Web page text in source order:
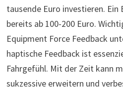
tausende Euro investieren.
bereits ab 100-200 Euro.
Equipment Force Feedback
haptische Feedback ist
Fahrgefühl. Mit der Zeit kann
sukzessive erweitern und